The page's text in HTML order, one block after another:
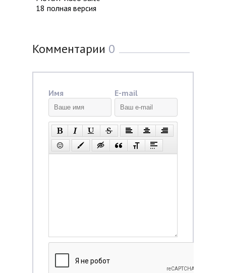
18 полная версия
Комментарии 0
Имя E-mail